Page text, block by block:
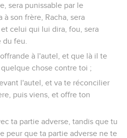
sera punissable par le
son frère, Racha, sera
celui qui lui dira, fou, sera
feu.
à l'autel, et que là il te
chose contre toi ;
l'autel, et va te réconcilier
puis viens, et offre ton
ta partie adverse, tandis que tu
peur que ta partie adverse ne te